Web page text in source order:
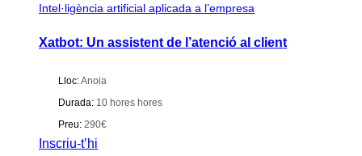
Intel·ligència artificial aplicada a l’empresa
Xatbot: Un assistent de l’atenció al client
Lloc:Anoia
Durada: 10 hores hores
Preu: 290€
Inscriu-t’hi